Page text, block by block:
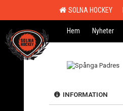
SOLNA HOCKEY
Hem Nyheter
INFORMATION